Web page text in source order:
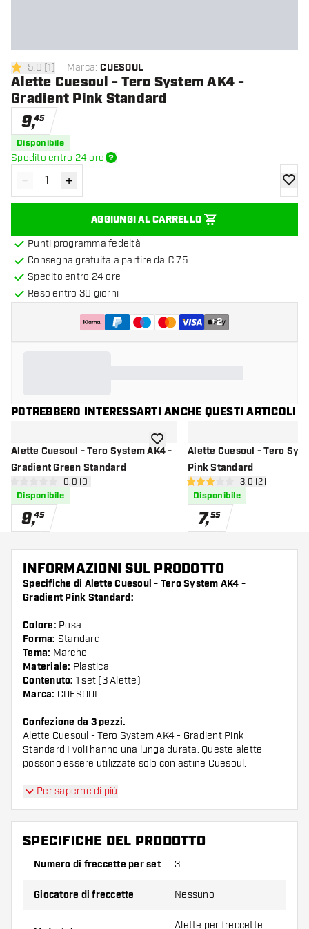
5 stelle di valutazione
5.0 [1] Marca: CUESOUL
Alette Cuesoul - Tero System AK4 -
Gradient Pink Standard
9,45
Disponibile
Spedito entro 24 ore
Diminuisci quantità
- Aumenta quantità
+
AGGIUNGI AL CARRELLO
Punti programma fedeltà
Consegna gratuita a partire da € 75
Spedito entro 24 ore
Reso entro 30 giorni
+2
POTREBBERO INTERESSARTI ANCHE QUESTI ARTICOLI
Alette Cuesoul - Tero System AK4 -
Gradient Green Standard
apri pannello recensioni
0 stelle di valutazione
0.0 (0)
Disponibile
9,45
aggiungi alla lista dei desideri
Alette Cuesoul - Tero
Pink Standard
apri pannello
3 stelle di valutazione
3.0 (2)
Disponibile
7,55
INFORMAZIONI SUL PRODOTTO
Specifiche di Alette Cuesoul - Tero System AK4 -
Gradient Pink Standard:
Colore: Posa
Forma: Standard
Tema: Marche
Materiale: Plastica
Contenuto: 1 set (3 Alette)
Marca: CUESOUL
Confezione da 3 pezzi.
Alette Cuesoul - Tero System AK4 - Gradient Pink
Standard I voli hanno una lunga durata. Queste alette
possono essere utilizzate solo con astine Cuesoul.
Suggerimento di Dartshopper!
numero di alette e di astine. Questi possono
danneggiarsi o rompersi con l'uso.
Provate una forma, un materiale o uno
spessore diverso di alette per scoprire quale
Per saperne di più
SPECIFICHE DEL PRODOTTO
Numero di freccette per set 3
Giocatore di freccette Nessuno
Alette per freccette